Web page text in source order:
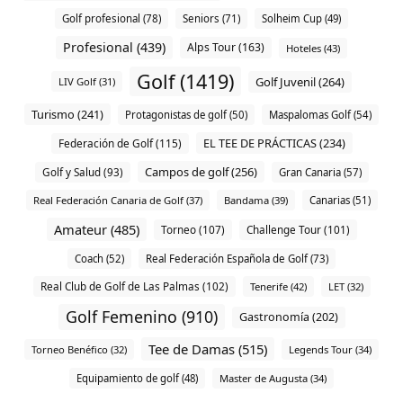
Golf profesional (78) Seniors (71) Solheim Cup (49)
Profesional (439) Alps Tour (163) Hoteles (43)
LIV Golf (31) Golf (1419) Golf Juvenil (264)
Turismo (241) Protagonistas de golf (50) Maspalomas Golf (54)
Federación de Golf (115) EL TEE DE PRÁCTICAS (234)
Golf y Salud (93) Campos de golf (256) Gran Canaria (57)
Real Federación Canaria de Golf (37) Bandama (39) Canarias (51)
Amateur (485) Torneo (107) Challenge Tour (101)
Coach (52) Real Federación Española de Golf (73)
Real Club de Golf de Las Palmas (102) Tenerife (42) LET (32)
Golf Femenino (910) Gastronomía (202)
Torneo Benéfico (32) Tee de Damas (515) Legends Tour (34)
Equipamiento de golf (48) Master de Augusta (34)